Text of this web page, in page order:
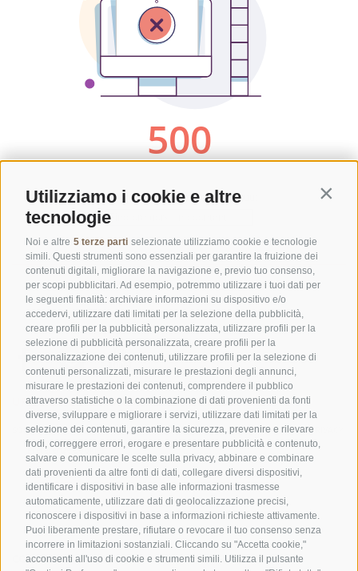
Utilizziamo i cookie e altre
tecnologie
Noi e altre 5 terze parti selezionate utilizziamo cookie e tecnologie
simili. Questi strumenti sono essenziali per garantire la fruizione dei
contenuti digitali, migliorare la navigazione e, previo tuo consenso,
per scopi pubblicitari. Ad esempio, potremmo utilizzare i tuoi dati per
le seguenti finalità: archiviare informazioni su dispositivo e/o
accedervi, utilizzare dati limitati per la selezione della pubblicità,
creare profili per la pubblicità personalizzata, utilizzare profili per la
selezione di pubblicità personalizzata, creare profili per la
personalizzazione dei contenuti, utilizzare profili per la selezione di
contenuti personalizzati, misurare le prestazioni degli annunci,
misurare le prestazioni dei contenuti, comprendere il pubblico
attraverso statistiche o la combinazione di dati provenienti da fonti
diverse, sviluppare e migliorare i servizi, utilizzare dati limitati per la
selezione dei contenuti, garantire la sicurezza, prevenire e rilevare
frodi, correggere errori, erogare e presentare pubblicità e contenuto,
salvare e comunicare le scelte sulla privacy, abbinare e combinare
dati provenienti da altre fonti di dati, collegare diversi dispositivi,
identificare i dispositivi in base alle informazioni trasmesse
automaticamente, utilizzare dati di geolocalizzazione precisi,
riconoscere i dispositivi in base a informazioni richieste attivamente.
Puoi liberamente prestare, rifiutare o revocare il tuo consenso senza
incorrere in limitazioni sostanziali. Cliccando su "Accetta cookie,"
acconsenti all'uso di cookie e strumenti simili. Utilizza il pulsante
UFFICIO PER IL PARCO NAZIONALE DELLO STELVIO
SOCIAL MEDIA POLICY | CREDITS | MAPPA DEL SITO | COOKIE POLICY | PRIVACY
Preferenze Cookies
CONTATTI CENTRI VISITATORI